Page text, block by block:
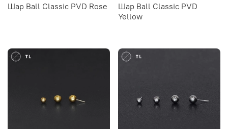
Шар Ball Classic PVD Rose
Шар Ball Classic PVD
Yellow